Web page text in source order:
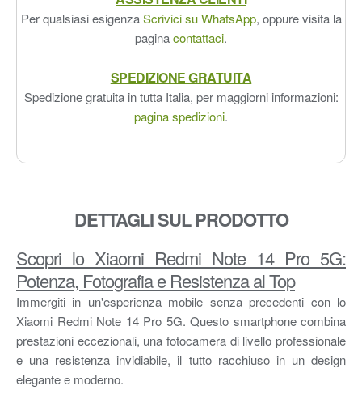
Per qualsiasi esigenzaScrivici su WhatsApp, oppure visita la
paginacontattaci.
SPEDIZIONE GRATUITA
Spedizione gratuita in tutta Italia, per maggiorni informazioni:
pagina spedizioni.
DETTAGLI SUL PRODOTTO
Scopri lo Xiaomi Redmi Note 14 Pro 5G:
Potenza, Fotografia e Resistenza al Top
Immergiti in un'esperienza mobile senza precedenti con lo
Xiaomi Redmi Note 14 Pro 5G. Questo smartphone combina
prestazioni eccezionali, una fotocamera di livello professionale
e una resistenza invidiabile, il tutto racchiuso in un design
elegante e moderno.